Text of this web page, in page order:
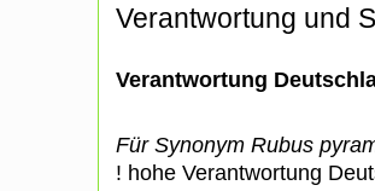
Verantwortung und
Verantwortung
Für Synonym Rubus
! hohe Verantwortung